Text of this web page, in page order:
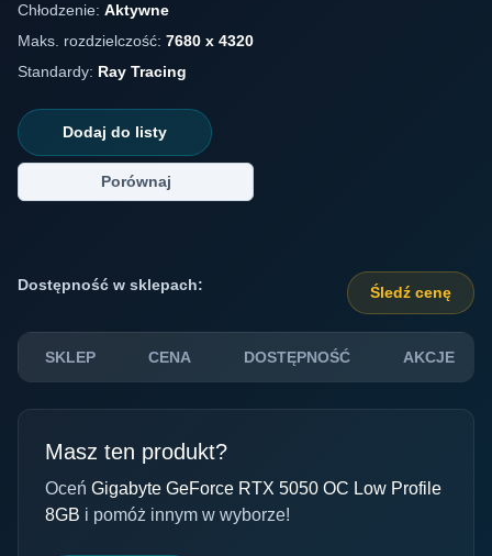
Chłodzenie: Aktywne
Maks. rozdzielczość: 7680 x 4320
Standardy: Ray Tracing
Dodaj do listy
Porównaj
Dostępność w sklepach: Śledź cenę
SKLEP CENA DOSTĘPNOŚĆ AKCJE
Masz ten produkt?
Oceń Gigabyte GeForce RTX 5050 OC Low Profile
8GB i pomóż innym w wyborze!